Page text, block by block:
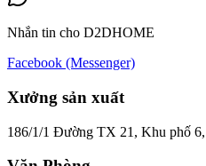
Nhắn tin cho D2DHOME
Facebook (Messenger)
Xưởng sản xuất
186/1/1 Đường TX 21, Khu phố